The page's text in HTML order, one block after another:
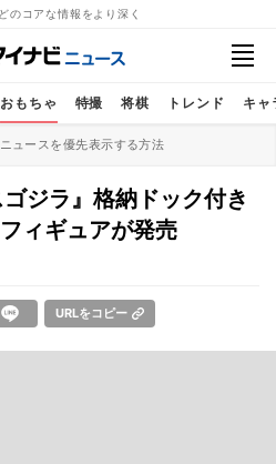
のコアな情報をより深く
おもちゃ 特撮 将棋 トレンド キャ
ュースを優先表示する方法
ゴジラ』格納ドック付き
ィギュアが発売
URLをコピー